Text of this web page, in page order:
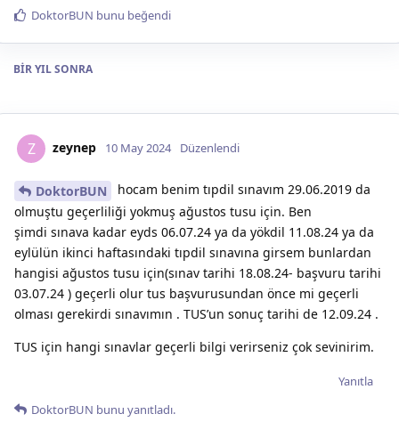
DoktorBUN bunu beğendi
BIR YILSONRA
Z zeynep 10 May 2024 Düzenlendi
DoktorBUN
hocam benim tıpdil sınavım 29.06.2019 da
olmuştu geçerliliği yokmuş ağustos tusu için. Ben
şimdi sınava kadar eyds 06.07.24 ya da yökdil 11.08.24 ya da
eylülün ikinci haftasındaki tıpdil sınavına girsem bunlardan
hangisi ağustos tusu için(sınav tarihi 18.08.24- başvuru tarihi
03.07.24 ) geçerli olur tus başvurusundan önce mi geçerli
olması gerekirdi sınavımın . TUS’un sonuç tarihi de 12.09.24 .
TUS için hangi sınavlar geçerli bilgi verirseniz çok sevinirim.
Yanıtla
DoktorBUN bunu yanıtladı.